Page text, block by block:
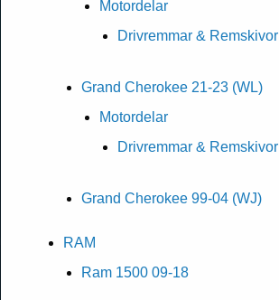
Motordelar
Drivremmar & Remskivor
Grand Cherokee 21-23 (WL)
Motordelar
Drivremmar & Remskivor
Grand Cherokee 99-04 (WJ)
RAM
Ram 1500 09-18